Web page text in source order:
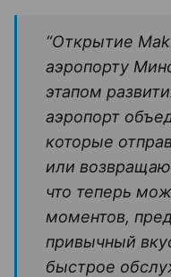
“Открытие
аэропорту
этапом
аэропорт
которые
или
что теперь
моментов,
привычный
быстрое